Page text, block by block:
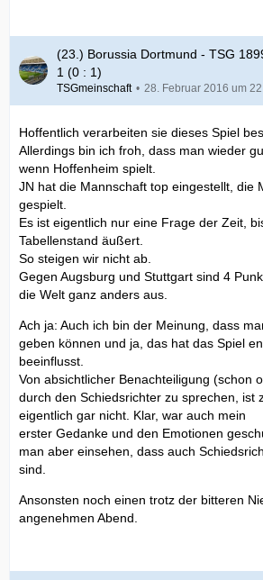
(23.) Borussia Dortmund - TSG
1 (0 : 1)
TSGmeinschaft 28. Februar 2016 um
Hoffentlich verarbeiten sie dieses Spiel
Allerdings bin ich froh, dass man wieder
wenn Hoffenheim spielt.
JN hat die Mannschaft top eingestellt, die
gespielt.
Es ist eigentlich nur eine Frage der Zeit,
Tabellenstand äußert.
So steigen wir nicht ab.
Gegen Augsburg und Stuttgart sind 4
die Welt ganz anders aus.
Ach ja: Auch ich bin der Meinung, dass
geben können und ja, das hat das Spiel
beeinflusst.
Von absichtlicher Benachteiligung (schon
durch den Schiedsrichter zu sprechen, ist
eigentlich gar nicht. Klar, war auch mein
erster Gedanke und den Emotionen
man aber einsehen, dass auch
sind.
Ansonsten noch einen trotz der bitteren
angenehmen Abend.